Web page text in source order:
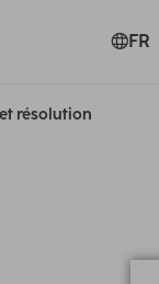
FR
résolution